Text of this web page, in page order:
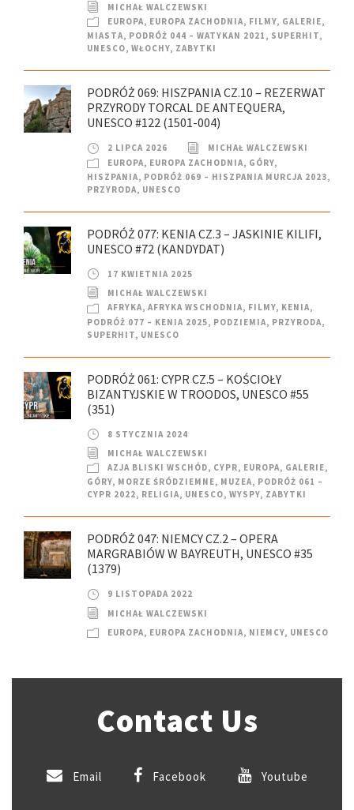
MICHAŁ WALCZEWSKI
EUROPA, EUROPA ZACHODNIA, FILMY, GALERIE,
MIASTA, PODRÓŻ 044 – WATYKAN 2021 , SUPERHIT,
UNESCO, WŁOCHY, ZABYTKI
PODRÓŻ 069: HISZPANIA CZ.10 – REZERWAT
PRZYRODY TORCAL DE ANTEQUERA,
UNESCO #122 (1501-004)
2 LIPCA 2026
MICHAŁ WALCZEWSKI
EUROPA, EUROPA ZACHODNIA, GÓRY,
HISZPANIA, PODRÓŻ 069 – HISZPANIA MURCJA 2023,
PRZYRODA, UNESCO
PODRÓŻ 077: KENIA CZ.3 – JASKINIE KILIFI,
UNESCO #72 (KANDYDAT)
17 KWIETNIA 2025
MICHAŁ WALCZEWSKI
AFRYKA, AFRYKA WSCHODNIA, FILMY, KENIA,
PODRÓŻ 077 – KENIA 2025, PODZIEMIA, PRZYRODA,
SUPERHIT, UNESCO
PODRÓŻ 061: CYPR CZ.5 – KOŚCIOŁY
BIZANTYJSKIE W TROODOS, UNESCO #55
(351)
8 STYCZNIA 2024
MICHAŁ WALCZEWSKI
AZJA BLISKI WSCHÓD, CYPR, EUROPA, GALERIE,
GÓRY, MORZE ŚRÓDZIEMNE, MUZEA, PODRÓŻ 061 –
CYPR 2022, RELIGIA, UNESCO, WYSPY, ZABYTKI
PODRÓŻ 047: NIEMCY CZ.2 – OPERA
MARGRABIÓW W BAYREUTH, UNESCO #35
(1379)
9 LISTOPADA 2022
MICHAŁ WALCZEWSKI
EUROPA, EUROPA ZACHODNIA, NIEMCY, UNESCO
Contact Us
Email Facebook Youtube